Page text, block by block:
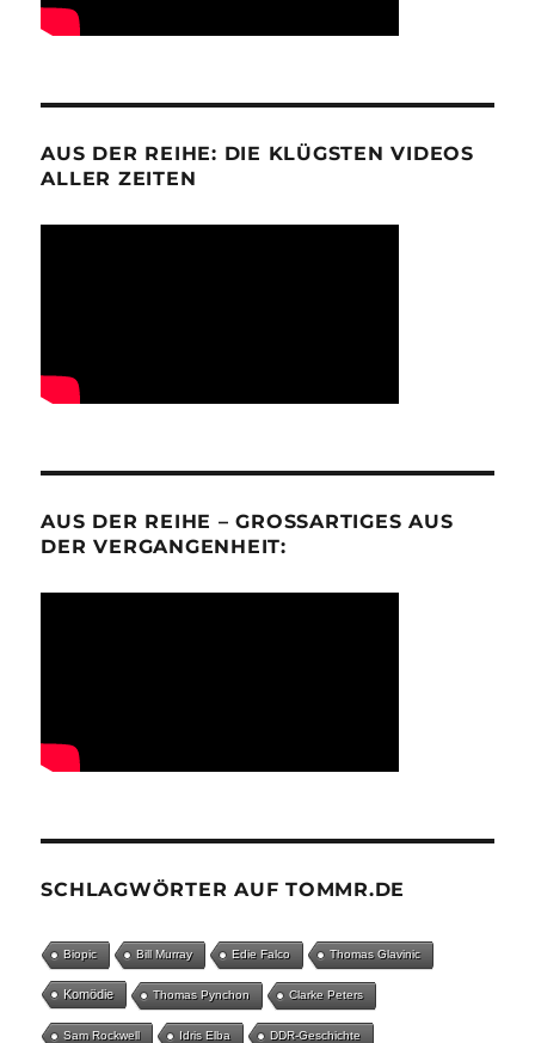
AUS DER REIHE: DIE KLÜGSTEN VIDEOS
ALLER ZEITEN
AUS DER REIHE – GROSSARTIGES AUS D
ER VERGANGENHEIT:
SCHLAGWÖRTER AUF TOMMR.DE
Biopic Bill Murray Edie Falco Thomas Glavinic
Komödie Thomas Pynchon Clarke Peters
Sam Rockwell Idris Elba DDR-Geschichte